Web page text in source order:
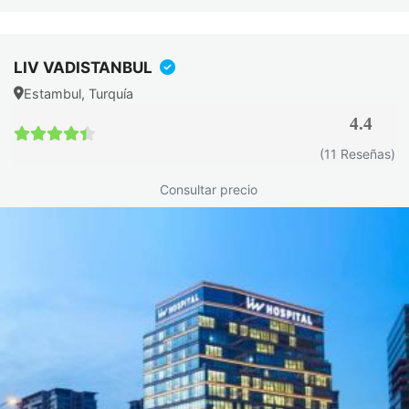
minimizando el trauma tisular y acelerando la
recuperación.
Los resultados son naturales, sin cicatrices visibles y
permanentes. El crecimiento definitivo se aprecia entre los 9
y 12 meses tras la intervención.
LIV VADISTANBUL
Estambul, Turquía
4.4 / 5
4.4
(11 Reseñas)
Consultar precio